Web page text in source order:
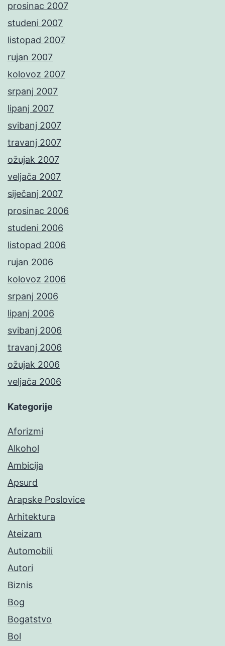
prosinac 2007
studeni 2007
listopad 2007
rujan 2007
kolovoz 2007
srpanj 2007
lipanj 2007
svibanj 2007
travanj 2007
ožujak 2007
veljača 2007
siječanj 2007
prosinac 2006
studeni 2006
listopad 2006
rujan 2006
kolovoz 2006
srpanj 2006
lipanj 2006
svibanj 2006
travanj 2006
ožujak 2006
veljača 2006
Kategorije
Aforizmi
Alkohol
Ambicija
Apsurd
Arapske Poslovice
Arhitektura
Ateizam
Automobili
Autori
Biznis
Bog
Bogatstvo
Bol